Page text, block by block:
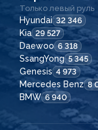
Только левый руль
Hyundai 32 346
Kia 29 527
Daewoo 6 318
SsangYong 5 345
Genesis 4 973
Mercedes Benz 8
BMW 6 940